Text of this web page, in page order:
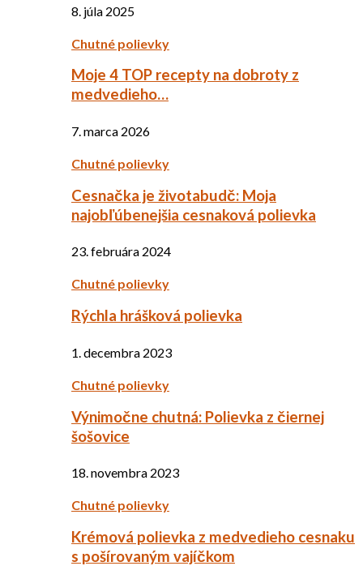
8. júla 2025
Chutné polievky
Moje 4 TOP recepty na dobroty z
medvedieho…
7. marca 2026
Chutné polievky
Cesnačka je životabudč: Moja
najobľúbenejšia cesnaková polievka
23. februára 2024
Chutné polievky
Rýchla hrášková polievka
1. decembra 2023
Chutné polievky
Výnimočne chutná: Polievka z čiernej
šošovice
18. novembra 2023
Chutné polievky
Krémová polievka z medvedieho cesnaku
s pošírovaným vajíčkom